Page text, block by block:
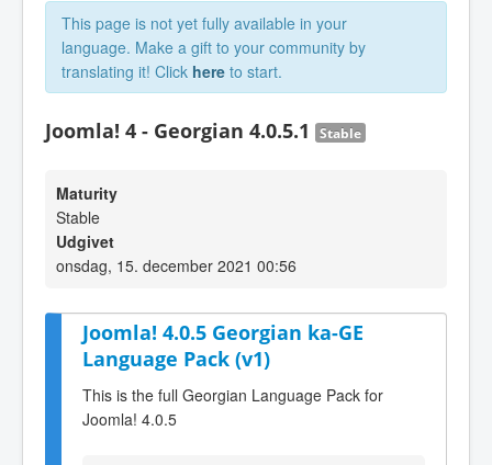
This page is not yet fully available in your
language. Make a gift to your community by
translating it! Click here to start.
Joomla! 4 - Georgian 4.0.5.1 Stable
Maturity
Stable
Udgivet
onsdag, 15. december 2021 00:56
Joomla! 4.0.5 Georgian ka-GE
Language Pack (v1)
This is the full Georgian Language Pack for
Joomla! 4.0.5